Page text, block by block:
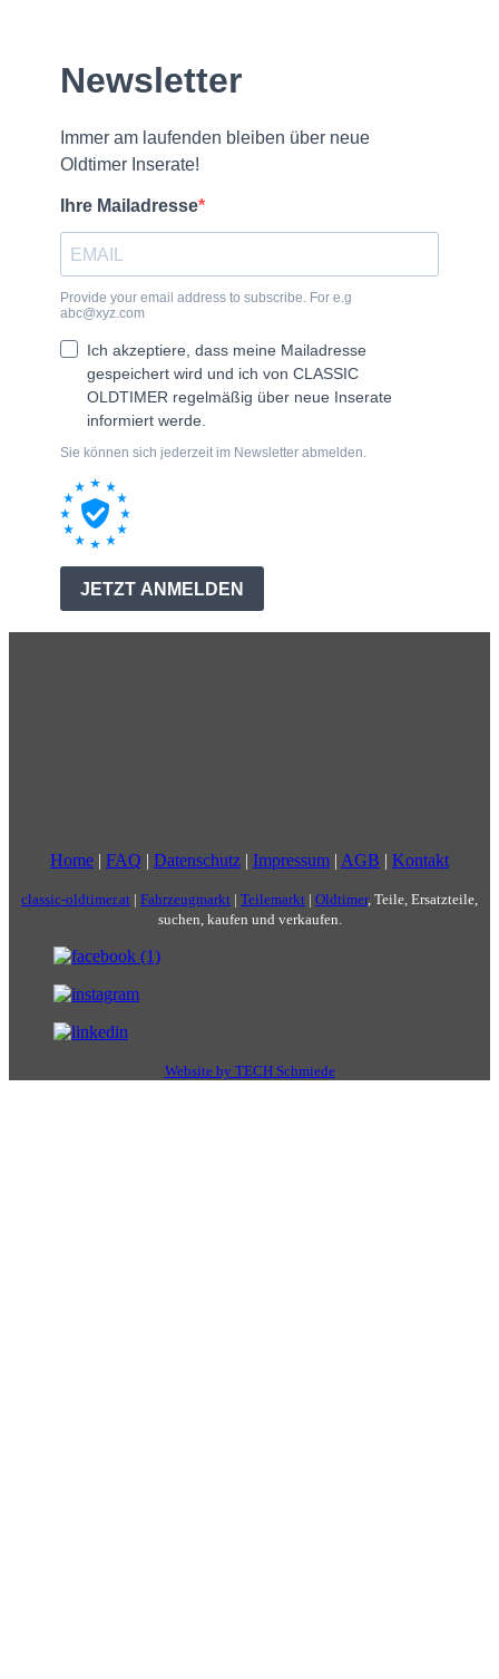
Home | FAQ | Datenschutz | Impressum | AGB | Kontakt
classic-oldtimer.at | Fahrzeugmarkt | Teilemarkt | Oldtimer, Teile, Ersatzteile,
suchen, kaufen und verkaufen.
Website by TECH Schmiede